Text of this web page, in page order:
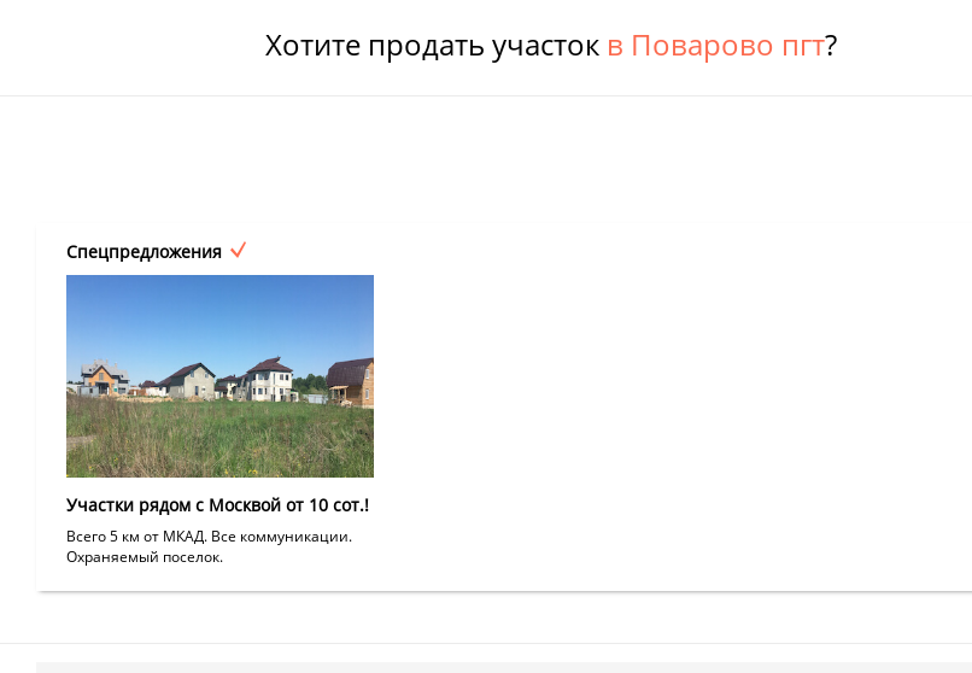
Хотите продать участок в Поварово пгт?
Спецпредложения
Участки рядом с Москвой от 10 сот.!
Всего 5 км от МКАД. Все коммуникации.
Охраняемый поселок.